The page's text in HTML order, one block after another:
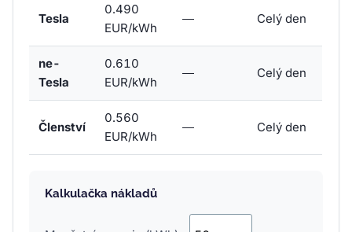
Tesla
0.490
EUR/kWh
— Celý den
ne-
Tesla
0.610
EUR/kWh
— Celý den
Členství
0.560
EUR/kWh
— Celý den
Kalkulačka nákladů